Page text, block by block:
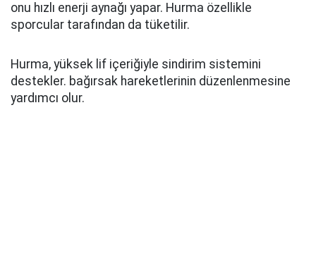
onu hızlı enerji aynağı yapar. Hurma özellikle
sporcular tarafından da tüketilir.
Hurma, yüksek lif içeriğiyle sindirim sistemini
destekler. bağırsak hareketlerinin düzenlenmesine
yardımcı olur.